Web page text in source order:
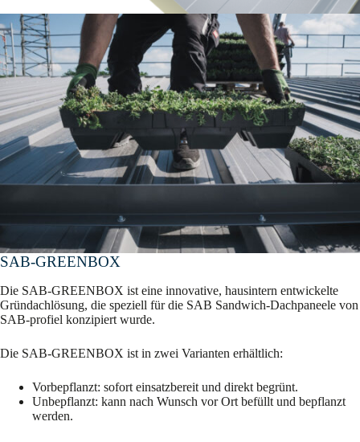
SAB-GREENBOX
Die SAB-GREENBOX ist eine innovative, hausintern entwickelte
Gründachlösung, die speziell für die SAB Sandwich-Dachpaneele von
SAB-profiel konzipiert wurde.
Die SAB-GREENBOX ist in zwei Varianten erhältlich:
Vorbepflanzt: sofort einsatzbereit und direkt begrünt.
Unbepflanzt: kann nach Wunsch vor Ort befüllt und bepflanzt
werden.